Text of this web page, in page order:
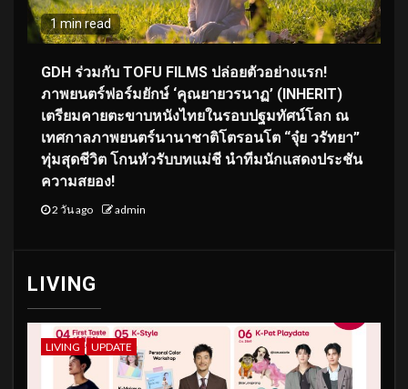
1 min read
GDH ร่วมกับ TOFU FILMS ปล่อยตัวอย่างแรก!
ภาพยนตร์ฟอร์มยักษ์ ‘คุณยายวรนาฏ’ (INHERIT)
เตรียมคายตะขาบหนังไทยในรอบปฐมทัศน์โลก ณ
เทศกาลภาพยนตร์นานาชาติโตรอนโต “จุ๋ย วรัทยา”
ทุ่มสุดชีวิต โกนหัวรับบทแม่ชี นำทีมนักแสดงประชัน
ความสยอง!
2 วัน ago admin
LIVING
LIVING UPDATE